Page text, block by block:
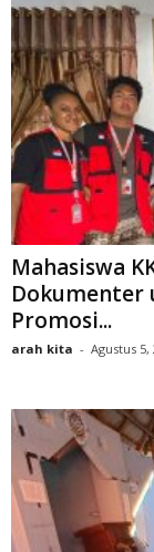
Mahasiswa
Dokumenter
Promosi...
arah kita - Agustus 5,